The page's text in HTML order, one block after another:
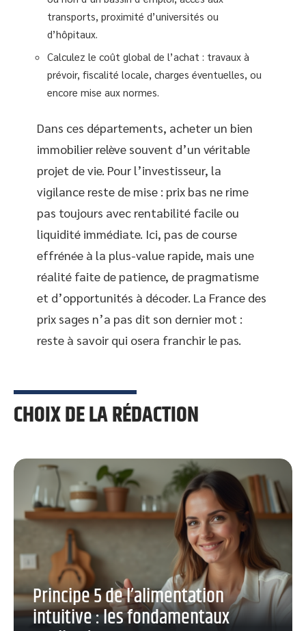
transports, proximité d’universités ou
d’hôpitaux.
Calculez le coût global de l’achat : travaux à
prévoir, fiscalité locale, charges éventuelles, ou
encore mise aux normes.
Dans ces départements, acheter un bien
immobilier relève souvent d’un véritable
projet de vie. Pour l’investisseur, la
vigilance reste de mise : prix bas ne rime
pas toujours avec rentabilité facile ou
liquidité immédiate. Ici, pas de course
effrénée à la plus-value rapide, mais une
réalité faite de patience, de pragmatisme
et d’opportunités à décoder. La France des
prix sages n’a pas dit son dernier mot :
reste à savoir qui osera franchir le pas.
CHOIX DE LA RÉDACTION
Principe 5 de l’alimentation
intuitive : les fondamentaux